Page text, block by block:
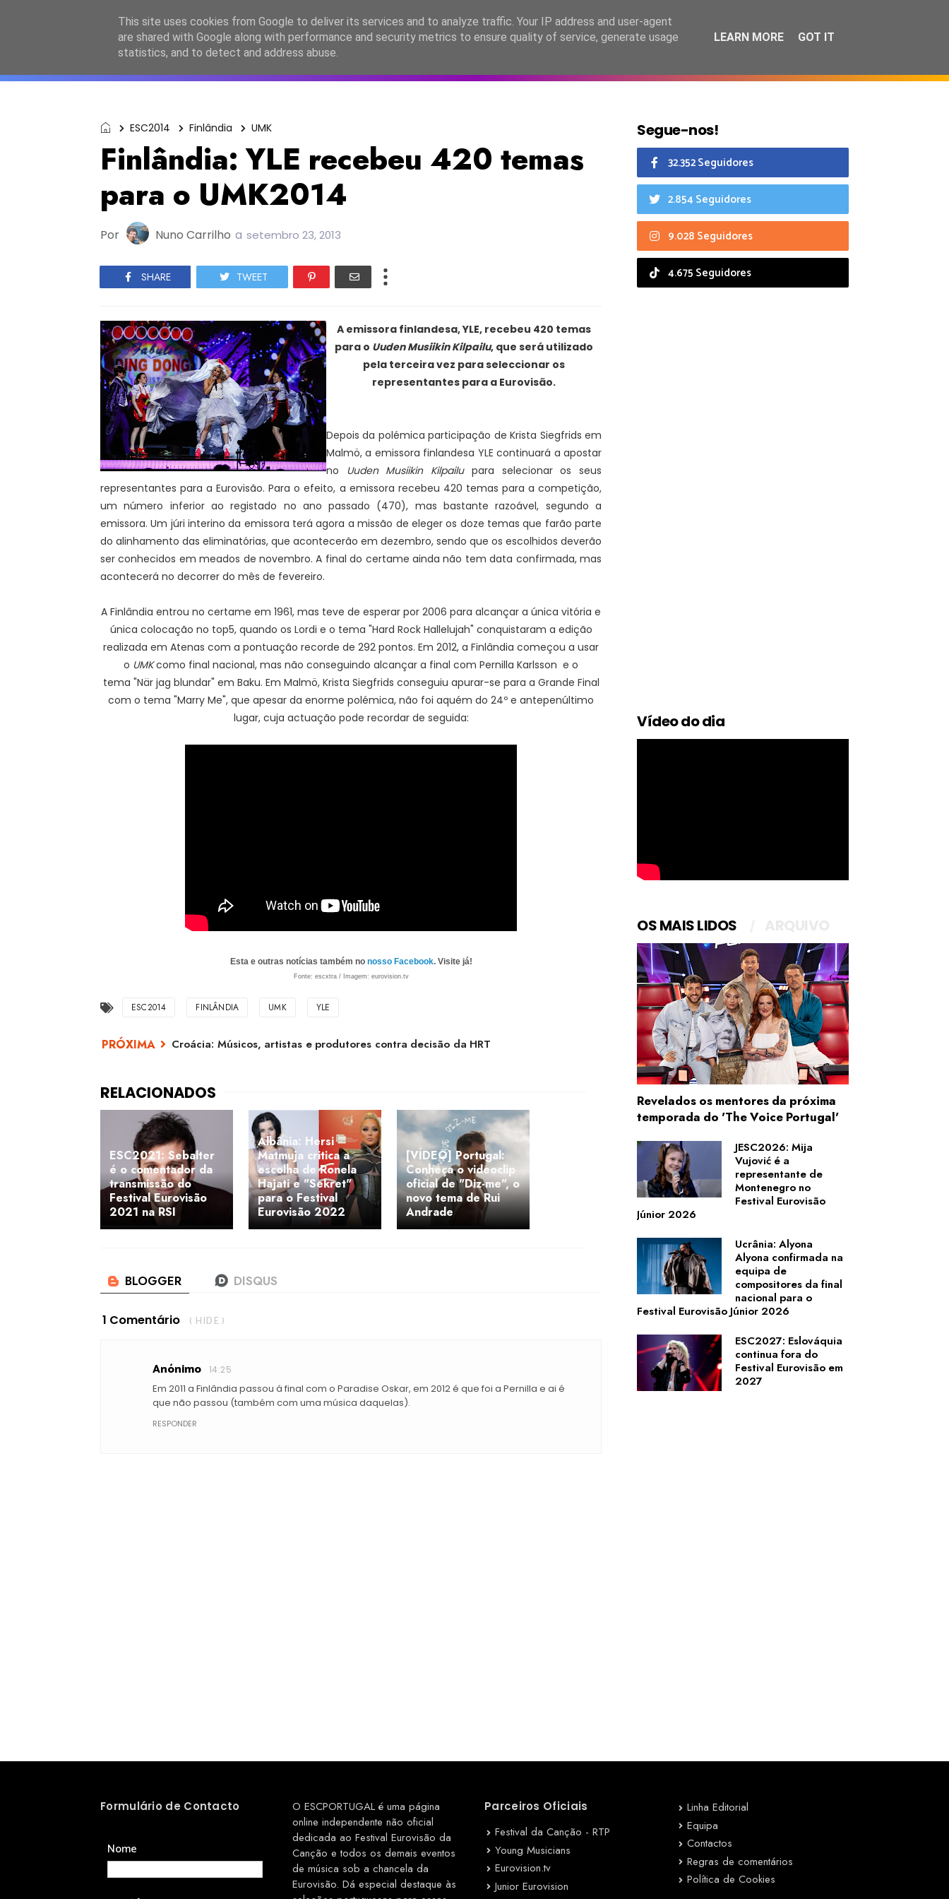
ESC2027 JESC2026 FC2026 EASC2026 PORTUGAL LANÇAMENTOS ESPECIAIS CALENDÁRIO
ESC2014 Finlândia UMK
Finlândia: YLE recebeu 420 temas
para o UMK2014
Por Nuno Carrilho a setembro 23, 2013
SHARE TWEET
A emissora finlandesa, YLE, recebeu 420 temas
para o Uuden Musiikin Kilpailu, que será utilizado
pela terceira vez para seleccionar os
representantes para a Eurovisão.
Depois da polémica participação de Krista Siegfrids em
Malmö, a emissora finlandesa YLE continuará a apostar
no Uuden Musiikin Kilpailupara selecionar os seus
representantes para a Eurovisão. Para o efeito, a emissora recebeu 420 temas para a competição,
um número inferior ao registado no ano passado (470), mas bastante razoável, segundo a
emissora. Um júri interino da emissora terá agora a missão de eleger os doze temas que farão parte
do alinhamento das eliminatórias, que acontecerão em dezembro, sendo que os escolhidos deverão
ser conhecidos em meados de novembro. A final do certame ainda não tem data confirmada, mas
acontecerá no decorrer do mês de fevereiro.
A Finlândia entrou no certame em 1961, mas teve de esperar por 2006 para alcançar a única vitória e
única colocação no top5, quando os Lordi e o tema "Hard Rock Hallelujah" conquistaram a edição
realizada em Atenas com a pontuação recorde de 292 pontos. Em 2012, a Finlândia começou a usar
o UMKcomo final nacional, mas não conseguindo alcançar a final com Pernilla Karlsson e o
tema "När jag blundar" em Baku. Em Malmö, Krista Siegfrids conseguiu apurar-se para a Grande Final
com o tema "Marry Me", que apesar da enorme polémica, não foi aquém do 24º e antepenúltimo
lugar, cuja actuação pode recordar de seguida:
Esta e outras notícias também no nosso Facebook. Visite já!
Fonte: escxtra / Imagem: eurovision.tv
ESC2014 FINLÂNDIA UMK YLE
Croácia: Músicos, artistas e produtores contra decisão da HRT
ESC2021: Sebalter
é o comentador da
transmissão do
Festival Eurovisão
2021 na RSI
Albânia: Hersi
Matmuja critica a
escolha de Ronela
Hajati e "Sekret"
para o Festival
Eurovisão 2022
[VÍDEO] Portugal:
Conheça o videoclip
oficial de "Diz-me", o
novo tema de Rui
Andrade
1 Comentário ( HIDE )
Anónimo 14:25
Em 2011 a Finlândia passou á final com o Paradise Oskar, em 2012 é que foi a Pernilla e ai é
que não passou (também com uma música daquelas).
RESPONDER
Segue-nos!
32.352 Seguidores
2.854 Seguidores
9.028 Seguidores
4.675 Seguidores
Vídeo do dia
OS MAIS LIDOS
Revelados os mentores da próxima
temporada do 'The Voice Portugal'
JESC2026: Mija
Vujović é a
representante de
Montenegro no
Festival Eurovisão
Júnior 2026
Ucrânia: Alyona
Alyona confirmada na
equipa de
compositores da final
nacional para o
Festival Eurovisão Júnior 2026
ESC2027: Eslováquia
continua fora do
Festival Eurovisão em
2027
Formulário de Contacto
Nome
O ESCPORTUGAL é uma página
online independente não oficial
dedicada ao Festival Eurovisão da
Canção e todos os demais eventos
de música sob a chancela da
Eurovisão. Dá especial destaque às
Parceiros Oficiais
Festival da Canção - RTP
Young Musicians
Eurovision.tv
Junior Eurovision
Linha Editorial
Equipa
Contactos
Regras de comentários
Política de Cookies
This site uses cookies from Google to deliver its services and to analyze traffic. Your IP address and user-agent
are shared with Google along with performance and security metrics to ensure quality of service, generate usage
statistics, and to detect and address abuse.
LEARN MORE GOT IT